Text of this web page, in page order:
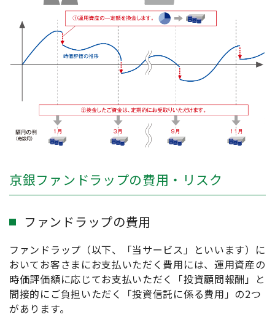
京銀ファンドラップの費用・リスク
ファンドラップの費用
ファンドラップ（以下、「当サービス」といいます）に
おいてお客さまにお支払いただく費用には、運用資産の
時価評価額に応じてお支払いただく「投資顧問報酬」と
間接的にご負担いただく「投資信託に係る費用」の2つ
があります。